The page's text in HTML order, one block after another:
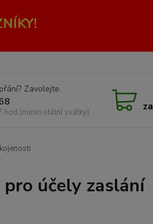
Zavolejte.
hod.(mimo státní svátky) za
účely zaslání